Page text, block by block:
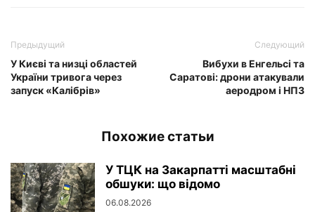
Предыдущий
У Києві та низці областей
України тривога через
запуск «Калібрів»
Следующий
Вибухи в Енгельсі та
Саратові: дрони атакували
аеродром і НПЗ
Похожие статьи
У ТЦК на Закарпатті масштабні
обшуки: що відомо
06.08.2026